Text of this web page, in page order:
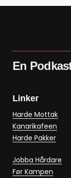
En
Linker
Harde Mottak
Kanarikafeen
Harde Pakker
Jobba Hårdare
Før Kampen